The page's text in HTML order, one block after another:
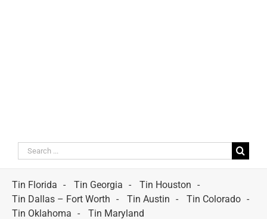
Search
for:
Tin Florida
Tin Georgia
Tin Houston
Tin Dallas – Fort Worth
Tin Austin
Tin Colorado
Tin Oklahoma
Tin Maryland